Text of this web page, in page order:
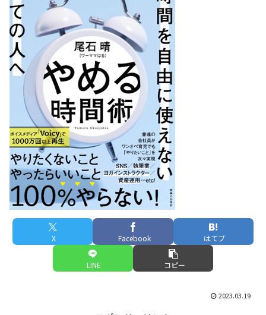
X Facebook はてブ
LINE コピー
2023.03.19